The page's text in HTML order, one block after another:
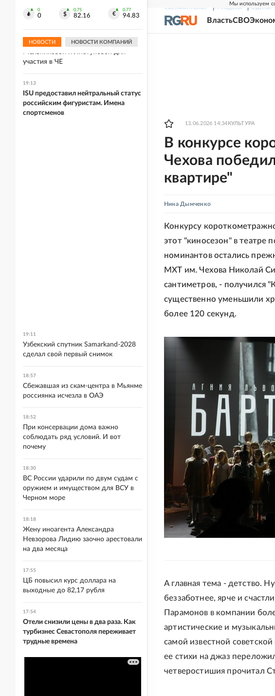
Мы используем
СВЕЖИЙ НОМЕР РГ-НЕДЕЛЯ РОДИНА
ВластьСВО
13.06.2026 14:34 КУЛЬТУРА
В конкурсе
Чехова
квартире"
Нина Дымченко
Конкурсу
этот "киносезон" в театре
номинантов остались
МХТ им. Чехова Николай
сантиметров, - получился
существенно уменьшили
более 120 секунд.
А главная тема - детство.
беззаботнее, ярче и
Парамонов в компании
артистические и
самой известной
ее стихи на джаз
четверостишия прочитал
0
0
0.75
82.16
0.77
94.83
НОВОСТИ НОВОСТИ КОМПАНИЙ
крупнейшем складе
Хорватия отказалась выдать визы
Мельниковой и Листуновой для
участия в ЧЕ
19:13
ISU предоставил нейтральный статус
российским фигуристам. Имена
спортсменов
19:11
Узбекский спутник Samarkand-2028
сделал свой первый снимок
18:57
Сбежавшая из скам-центра в Мьянме
россиянка исчезла в ОАЭ
18:52
При консервации дома важно
соблюдать ряд условий. И вот
почему
18:30
ВС России ударили по двум судам с
оружием и имуществом для ВСУ в
Черном море
18:18
Жену иноагента Александра
Невзорова Лидию заочно арестовали
на два месяца
17:55
ЦБ повысил курс доллара на
выходные до 82,17 рубля
17:54
Отели снизили цены в два раза. Как
турбизнес Севастополя переживает
трудные времена